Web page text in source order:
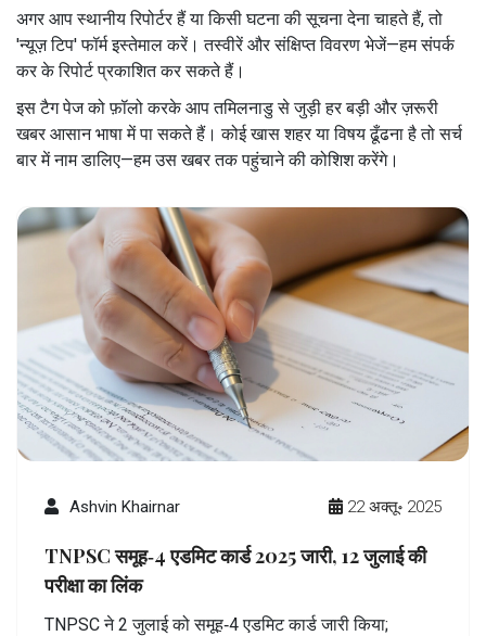
अगर आप स्थानीय रिपोर्टर हैं या किसी घटना की सूचना देना चाहते हैं, तो
'न्यूज़ टिप' फॉर्म इस्तेमाल करें। तस्वीरें और संक्षिप्त विवरण भेजें—हम संपर्क
कर के रिपोर्ट प्रकाशित कर सकते हैं।
इस टैग पेज को फ़ॉलो करके आप तमिलनाडु से जुड़ी हर बड़ी और ज़रूरी
खबर आसान भाषा में पा सकते हैं। कोई खास शहर या विषय ढूँढना है तो सर्च
बार में नाम डालिए—हम उस खबर तक पहुंचाने की कोशिश करेंगे।
Ashvin Khairnar 22 अक्तू॰ 2025
TNPSC समूह‑4 एडमिट कार्ड 2025 जारी, 12 जुलाई की
परीक्षा का लिंक
TNPSC ने 2 जुलाई को समूह‑4 एडमिट कार्ड जारी किया;